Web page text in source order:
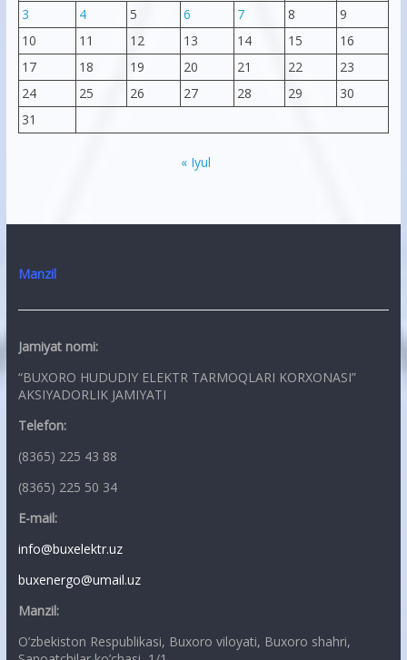
3 4 5 6 7 8
9
10
11 12 13 14 15
16
17
18 19 20 21 22
23
24
25 26 27 28 29
30
31
« Iyul
Manzil
Jamiyat nomi:
“BUXORO HUDUDIY ELEKTR TARMOQLARI KORXONASI”
AKSIYADORLIK JAMIYATI
Telefon:
(8365) 225 43 88
(8365) 225 50 34
E-mail:
info@buxelektr.uz
buxenergo@umail.uz
Manzil:
O’zbekiston Respublikasi, Buxoro viloyati, Buxoro shahri,